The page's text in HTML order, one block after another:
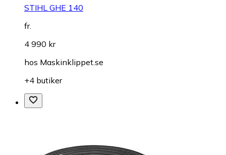
STIHL GHE 140
fr.
4 990 kr
hos Maskinklippet.se
+4 butiker